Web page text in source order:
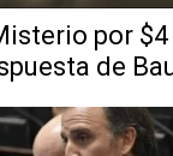
por
de